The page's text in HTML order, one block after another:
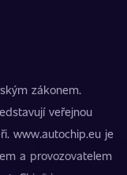
zákonem.
veřejnou
www.autochip.eu je
a provozovatelem